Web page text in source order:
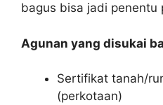
bagus bisa jadi penentu
Agunan yang disukai
Sertifikat tanah/
(perkotaan)